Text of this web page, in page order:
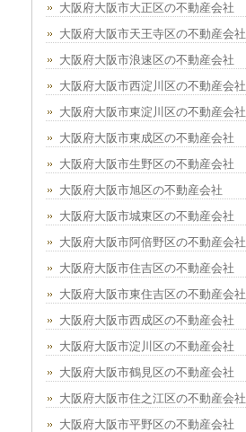
大阪府大阪市大正区の不動産会社
大阪府大阪市天王寺区の不動産会社
大阪府大阪市浪速区の不動産会社
大阪府大阪市西淀川区の不動産会社
大阪府大阪市東淀川区の不動産会社
大阪府大阪市東成区の不動産会社
大阪府大阪市生野区の不動産会社
大阪府大阪市旭区の不動産会社
大阪府大阪市城東区の不動産会社
大阪府大阪市阿倍野区の不動産会社
大阪府大阪市住吉区の不動産会社
大阪府大阪市東住吉区の不動産会社
大阪府大阪市西成区の不動産会社
大阪府大阪市淀川区の不動産会社
大阪府大阪市鶴見区の不動産会社
大阪府大阪市住之江区の不動産会社
大阪府大阪市平野区の不動産会社